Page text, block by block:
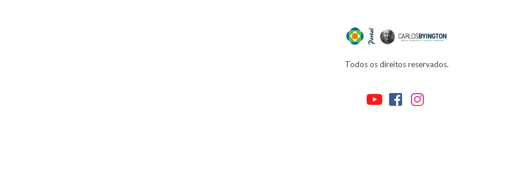
Todos os direitos reservados.